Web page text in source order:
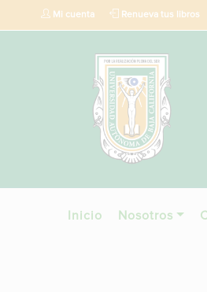
Mi cuenta Renueva tus libros
Inicio Nosotros